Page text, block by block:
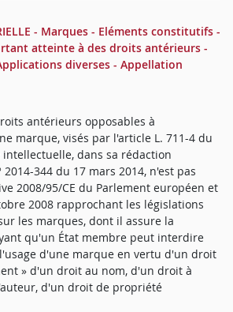
- Marques - Eléments constitutifs -
atteinte à des droits antérieurs -
diverses - Appellation
antérieurs opposables à
marque, visés par l'article L. 711-4 du
dans sa rédaction
344 du 17 mars 2014, n'est pas
2008/95/CE du Parlement européen et
2008 rapprochant les législations
les marques, dont il assure la
qu'un État membre peut interdire
d'une marque en vertu d'un droit
» d'un droit au nom, d'un droit à
d'un droit de propriété